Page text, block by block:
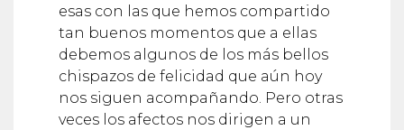
tan buenos momentos que a ellas
debemos algunos de los más bellos
chispazos de felicidad que aún hoy
nos siguen acompañando. Pero otras
veces los afectos nos dirigen a un
sitio concreto, a un lugar que, aunque